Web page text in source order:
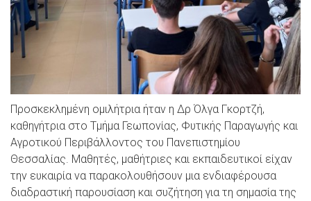
Προσκεκλημένη ομιλήτρια ήταν η Δρ Όλγα Γκορτζή,
καθηγήτρια στο Τμήμα Γεωπονίας, Φυτικής Παραγωγής και
Αγροτικού Περιβάλλοντος του Πανεπιστημίου
Θεσσαλίας. Μαθητές, μαθήτριες και εκπαιδευτικοί είχαν
την ευκαιρία να παρακολουθήσουν μια ενδιαφέρουσα
διαδραστική παρουσίαση και συζήτηση για τη σημασία της